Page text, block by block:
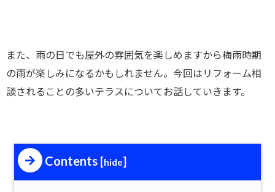
また、雨の日でも屋外の雰囲気を楽しめますから梅雨時期
の雨が楽しみになるかもしれません。今回はリフォーム相
談されることの多いテラスについてお話していきます。
Contents [hide]